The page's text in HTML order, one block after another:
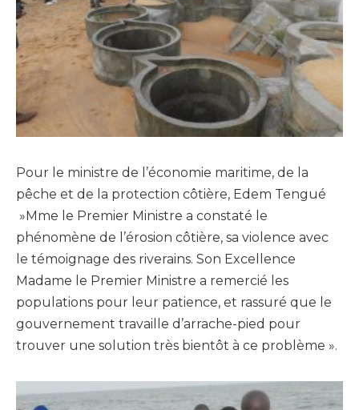
Pour le ministre de l’économie maritime, de la
pêche et de la protection côtière, Edem Tengué
»Mme le Premier Ministre a constaté le
phénomène de l’érosion côtière, sa violence avec
le témoignage des riverains. Son Excellence
Madame le Premier Ministre a remercié les
populations pour leur patience, et rassuré que le
gouvernement travaille d’arrache-pied pour
trouver une solution très bientôt à ce problème ».